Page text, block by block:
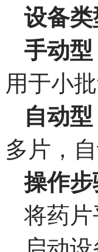
设备
手动型
用于小
自动型
多片，
操作
将药